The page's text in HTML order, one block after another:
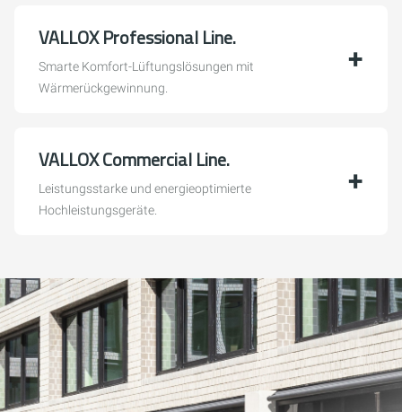
VALLOX Professional Line.
Smarte Komfort-Lüftungslösungen mit
Wärmerückgewinnung.
VALLOX Commercial Line.
Leistungsstarke und energieoptimierte
Hochleistungsgeräte.